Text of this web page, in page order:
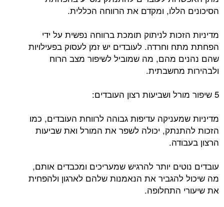
הסיכונים הללו, ומקדם את הרווחה הכללית.
מדיניות הזכות לניתוק תומכת ברווחה נפשית על ידי
הפחתת מתח וחרדה. לעובדים יש זמן לעסוק בפעילויות
שהם נהנים מהם, מה שמוביל לשיפור מצב הרוח
ולבהירות מחשבתית.
5 שיפור מורל ושביעות רצון העובדים:
מדיניות שמעניקה עדיפות גבוהה לרווחת העובדים, כמו
הזכות להתנתק, יכולה לשפר את המורל ואת שביעות
הרצון בעבודה.
עובדים נוטים יותר להרגיש שמעריכים ומכבדים אותם,
מה שיכול להגביר את הנאמנות שלהם לארגון ולהפחית
את שיעורי התחלופה.